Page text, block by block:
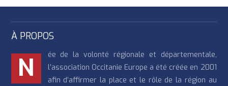
À PROPOS
N
ée de la volonté régionale et départementale,
l’association Occitanie Europe a été créée en 2001
afin d’affirmer la place et le rôle de la région au